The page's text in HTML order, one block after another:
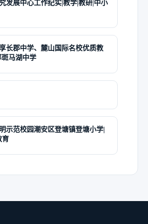
发展中心工作纪实|教学|教研|中小
长郡中学、麓山国际名校优质教
马湖中学
示范校园潮安区登塘镇登塘小学|
育